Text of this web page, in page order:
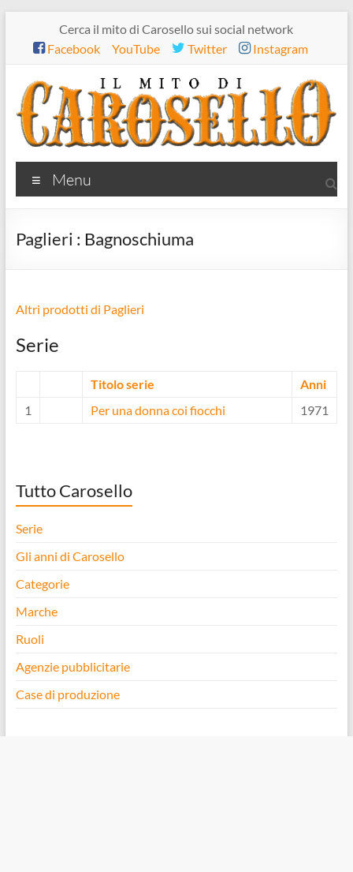
contenuto
Cerca il mito di Carosello sui social network
Facebook
YouTube Twitter Instagram
Il
mito
di
Carosello
Menu
Paglieri : Bagnoschiuma
Altri prodotti di Paglieri
Serie
Titolo serie
Anni
1
Per una donna coi fiocchi 1971
Tutto Carosello
Serie
Gli anni di Carosello
Categorie
Marche
Ruoli
Agenzie pubblicitarie
Case di produzione